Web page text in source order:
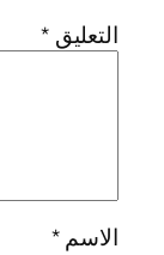
التعليق *
الاسم*